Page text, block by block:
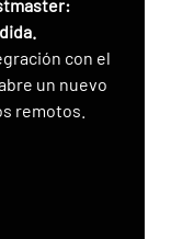
con el
un nuevo
remotos.